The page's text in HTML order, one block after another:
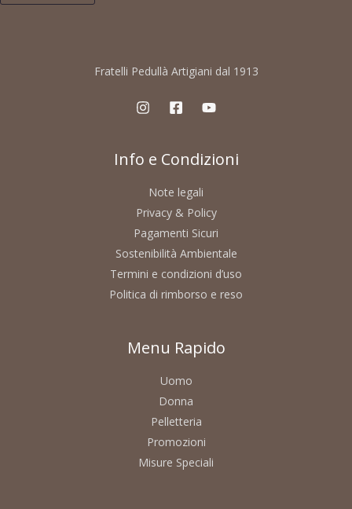
Fratelli Pedullà Artigiani dal 1913
Info e Condizioni
Note legali
Privacy & Policy
Pagamenti Sicuri
Sostenibilità Ambientale
Termini e condizioni d’uso
Politica di rimborso e reso
Menu Rapido
Uomo
Donna
Pelletteria
Promozioni
Misure Speciali